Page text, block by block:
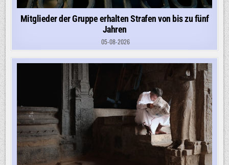
Mitglieder der Gruppe erhalten Strafen von bis zu fünf
Jahren
05-08-2026